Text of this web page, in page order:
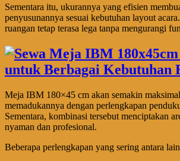
Sementara itu, ukurannya yang efisien
penyusunannya sesuai kebutuhan layout
ruangan tetap terasa lega tanpa mengurangi
Meja IBM 180×45 cm akan semakin
memadukannya dengan perlengkapan
Sementara, kombinasi tersebut menciptakan
nyaman dan profesional.
Beberapa perlengkapan yang sering antara